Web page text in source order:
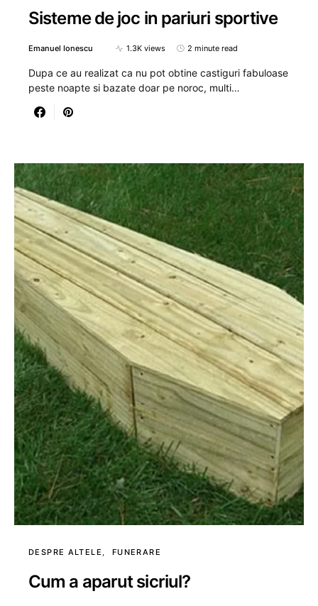
Sisteme de joc in pariuri sportive
Emanuel Ionescu 1.3K views 2 minute read
Dupa ce au realizat ca nu pot obtine castiguri fabuloase
peste noapte si bazate doar pe noroc, multi…
DESPRE ALTELE FUNERARE
Cum a aparut sicriul?